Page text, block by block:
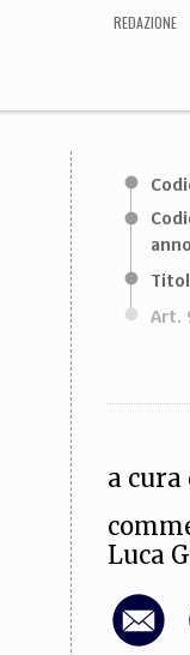
REDAZIONE
Arte, Cinema,
Art.
a cura
Luca